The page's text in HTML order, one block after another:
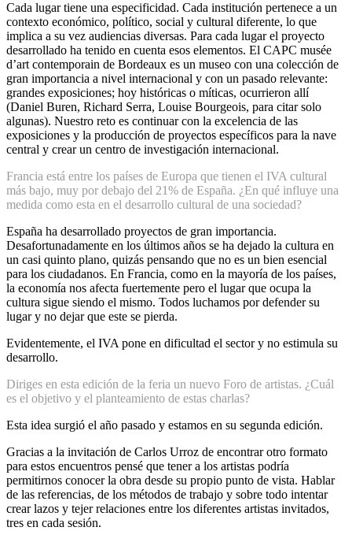
Cada lugar tiene una especificidad. Cada institución pertenece a un
contexto económico, político, social y cultural diferente, lo que
implica a su vez audiencias diversas. Para cada lugar el proyecto
desarrollado ha tenido en cuenta esos elementos. El CAPC musée
d’art contemporain de Bordeaux es un museo con una colección de
gran importancia a nivel internacional y con un pasado relevante:
grandes exposiciones; hoy históricas o míticas, ocurrieron allí
(Daniel Buren, Richard Serra, Louise Bourgeois, para citar solo
algunas). Nuestro reto es continuar con la excelencia de las
exposiciones y la producción de proyectos específicos para la nave
central y crear un centro de investigación internacional.
Francia está entre los países de Europa que tienen el IVA cultural
más bajo, muy por debajo del 21% de España. ¿En qué influye una
medida como esta en el desarrollo cultural de una sociedad?
España ha desarrollado proyectos de gran importancia.
Desafortunadamente en los últimos años se ha dejado la cultura en
un casi quinto plano, quizás pensando que no es un bien esencial
para los ciudadanos. En Francia, como en la mayoría de los países,
la economía nos afecta fuertemente pero el lugar que ocupa la
cultura sigue siendo el mismo. Todos luchamos por defender su
lugar y no dejar que este se pierda.
Evidentemente, el IVA pone en dificultad el sector y no estimula su
desarrollo.
Diriges en esta edición de la feria un nuevo Foro de artistas. ¿Cuál
es el objetivo y el planteamiento de estas charlas?
Esta idea surgió el año pasado y estamos en su segunda edición.
Gracias a la invitación de Carlos Urroz de encontrar otro formato
para estos encuentros pensé que tener a los artistas podría
permitirnos conocer la obra desde su propio punto de vista. Hablar
de las referencias, de los métodos de trabajo y sobre todo intentar
crear lazos y tejer relaciones entre los diferentes artistas invitados,
tres en cada sesión.